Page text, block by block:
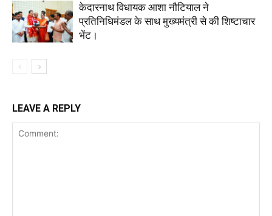
केदारनाथ विधायक आशा नौटियाल ने
प्रतिनिधिमंडल के साथ मुख्यमंत्री से की शिष्टाचार
भेंट।
LEAVE A REPLY